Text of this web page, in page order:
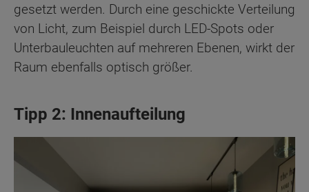
gesetzt werden. Durch eine geschickte Verteilung
von Licht, zum Beispiel durch LED-Spots oder
Unterbauleuchten auf mehreren Ebenen, wirkt der
Raum ebenfalls optisch größer.
Tipp 2: Innenaufteilung